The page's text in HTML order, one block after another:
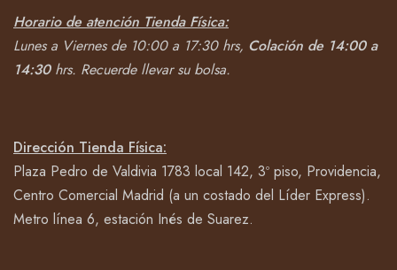
Horario de atención Tienda Física:
Lunes a Viernes de 10:00 a 17:30 hrs, Colación de 14:00 a
14:30hrs. Recuerde llevar su bolsa.
Dirección Tienda Física:
Plaza Pedro de Valdivia 1783 local 142, 3º piso, Providencia,
Centro Comercial Madrid (a un costado del Líder Express).
Metro línea 6, estación Inés de Suarez.